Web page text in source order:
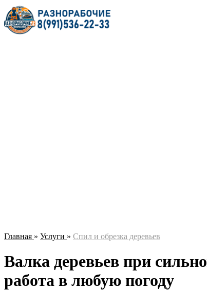
Главная » Услуги » Спил и обрезка деревьев
Валка деревьев при
работа в любую погоду